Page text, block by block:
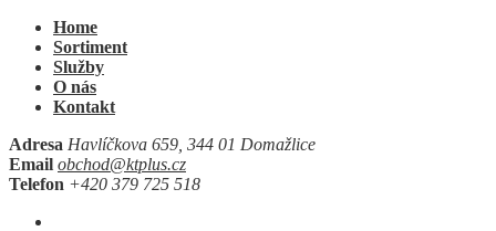
Home
Sortiment
Služby
O nás
Kontakt
Adresa Havlíčkova 659, 344 01 Domažlice
Email obchod@ktplus.cz
Telefon +420 379 725 518